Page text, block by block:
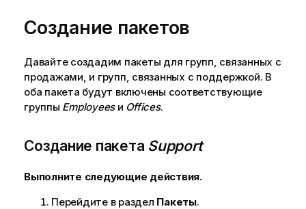
Создание пакетов
Давайте создадим пакеты для групп, связанных с
продажами, и групп, связанных с поддержкой. В
оба пакета будут включены соответствующие
группы Employeesи Offices.
Создание пакета Support
Выполните следующие действия.
Перейдите в раздел Пакеты.